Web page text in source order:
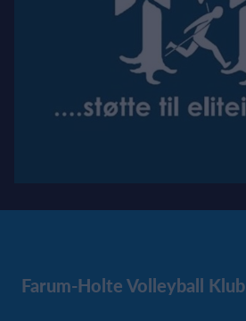
Farum-Holte Volleyball Klub